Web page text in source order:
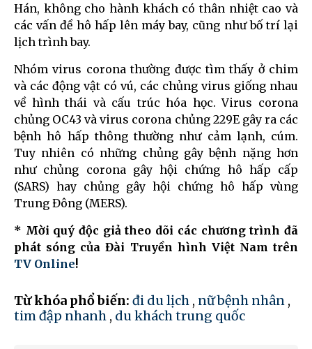
Hán, không cho hành khách có thân nhiệt cao và
các vấn đề hô hấp lên máy bay, cũng như bố trí lại
lịch trình bay.
Nhóm virus corona thường được tìm thấy ở chim
và các động vật có vú, các chủng virus giống nhau
về hình thái và cấu trúc hóa học. Virus corona
chủng OC43 và virus corona chủng 229E gây ra các
bệnh hô hấp thông thường như cảm lạnh, cúm.
Tuy nhiên có những chủng gây bệnh nặng hơn
như chủng corona gây hội chứng hô hấp cấp
(SARS) hay chủng gây hội chứng hô hấp vùng
Trung Đông (MERS).
* Mời quý độc giả theo dõi các chương trình đã
phát sóng của Đài Truyền hình Việt Nam trên
TV Online!
Từ khóa phổ biến: đi du lịch , nữ bệnh nhân ,
tim đập nhanh , du khách trung quốc